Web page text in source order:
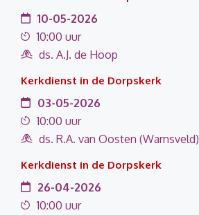
10-05-2026
10:00 uur
ds. A.J. de Hoop
Kerkdienst in de Dorpskerk
03-05-2026
10:00 uur
ds. R.A. van Oosten (Warnsveld)
Kerkdienst in de Dorpskerk
26-04-2026
10:00 uur